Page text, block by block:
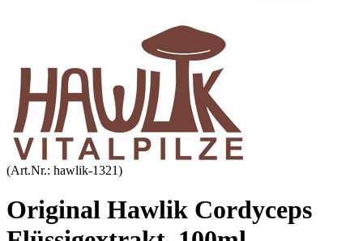
(Art.Nr.: hawlik-1321)
Original Hawlik Cordyceps